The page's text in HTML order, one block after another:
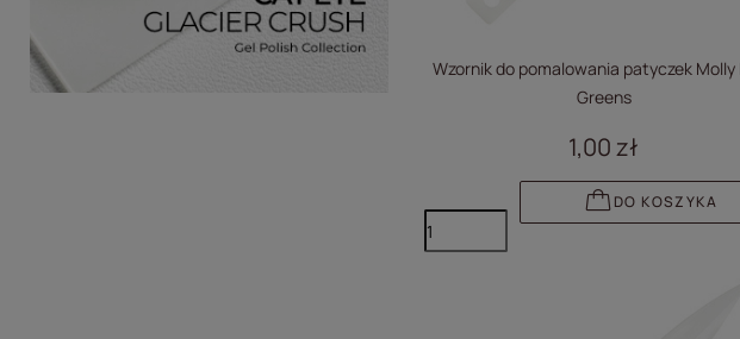
Wzornik do pomalowania patyczek Molly
Greens
1,00 zł
DO KOSZYKA